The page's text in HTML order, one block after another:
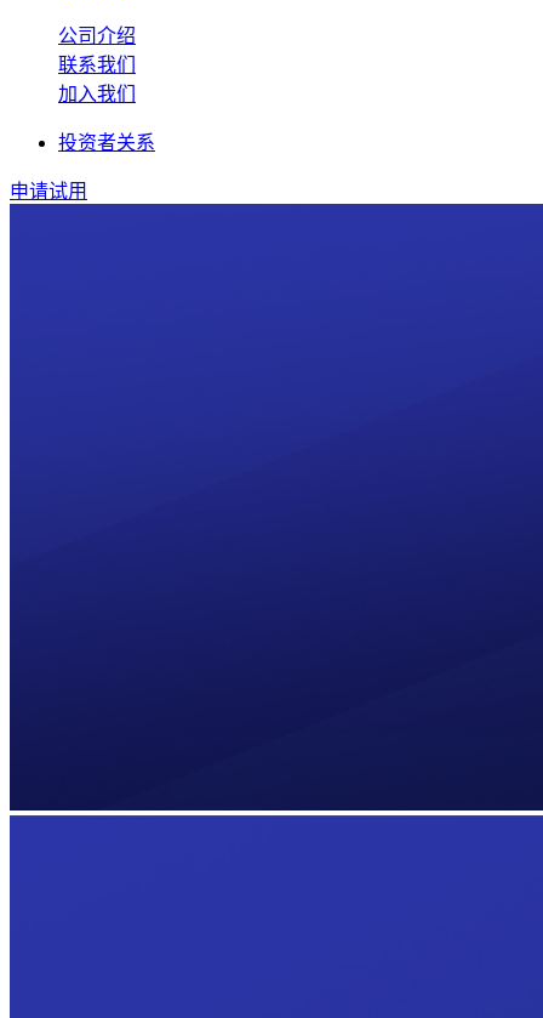
公司介绍
联系我们
加入我们
投资者关系
申请试用